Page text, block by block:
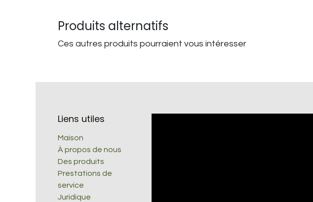
Produits alternatifs
Ces autres produits pourraient vous intéresser
Liens utiles
Maison
À propos de nous
Des produits
Prestations de
service
Juridique